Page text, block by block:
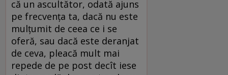
că un ascultător, odată ajuns
pe frecvenţa ta, dacă nu este
mulţumit de ceea ce i se
oferă, sau dacă este deranjat
de ceva, pleacă mult mai
repede de pe post decît iese